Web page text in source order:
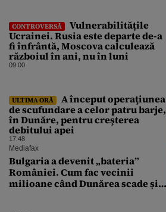
CONTROVERSĂ
Vulnerabilitățile
Ucrainei. Rusia este departe de-a
fi înfrântă, Moscova calculează
războiul în ani, nu în luni
09:00
ULTIMA ORĂ
A început operaţiunea
de scufundare a celor patru barje,
în Dunăre, pentru creşterea
debitului apei
17:48
Mediafax
Bulgaria a devenit „bateria”
României. Cum fac vecinii
milioane când Dunărea scade și